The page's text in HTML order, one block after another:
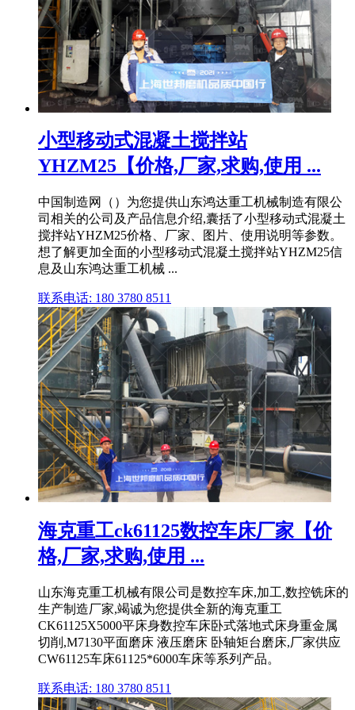
小型移动式混凝土搅拌站
YHZM25【价格,厂家,求购,使用 ...
中国制造网（）为您提供山东鸿达重工机械制造有限公
司相关的公司及产品信息介绍,囊括了小型移动式混凝土
搅拌站YHZM25价格、厂家、图片、使用说明等参数。
想了解更加全面的小型移动式混凝土搅拌站YHZM25信
息及山东鸿达重工机械 ...
联系电话: 180 3780 8511
海克重工ck61125数控车床厂家【价
格,厂家,求购,使用 ...
山东海克重工机械有限公司是数控车床,加工,数控铣床的
生产制造厂家,竭诚为您提供全新的海克重工
CK61125X5000平床身数控车床卧式落地式床身重金属
切削,M7130平面磨床 液压磨床 卧轴矩台磨床,厂家供应
CW61125车床61125*6000车床等系列产品。
联系电话: 180 3780 8511